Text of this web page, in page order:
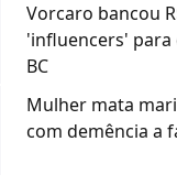
Vorcaro bancou
'influencers'
BC
Mulher mata
com demência a